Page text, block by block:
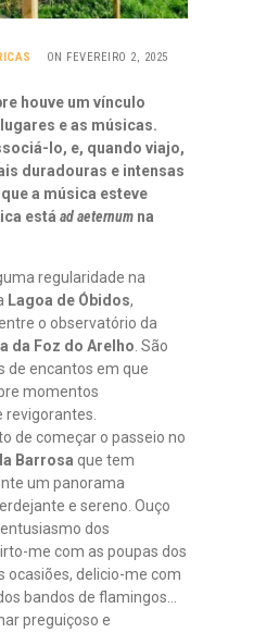
ON FEVEREIRO 2, 2025
houve um vínculo
e as músicas.
lo, e, quando viajo,
duradouras e intensas
a música esteve
está ad aeternum na
regularidade na
Lagoa de Óbidos,
o observatório da
da Foz do Arelho . São
de encantos em que
momentos
revigorantes.
de começar o passeio no
Barrosa que tem
um panorama
e sereno. Ouço
dos
me com as poupas dos
ocasiões, delicio-me com
bandos de flamingos…
preguiçoso e